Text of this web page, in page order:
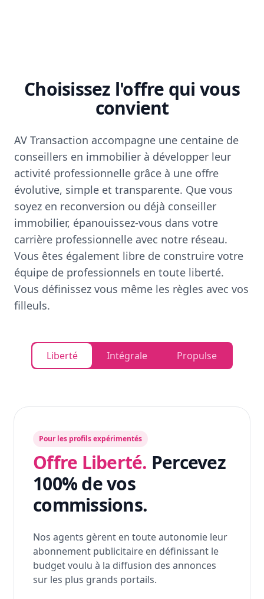
Choisissez l'offre qui vous
convient
AV Transaction accompagne une centaine de
conseillers en immobilier à développer leur
activité professionnelle grâce à une offre
évolutive, simple et transparente. Que vous
soyez en reconversion ou déjà conseiller
immobilier, épanouissez-vous dans votre
carrière professionnelle avec notre réseau.
Vous êtes également libre de construire votre
équipe de professionnels en toute liberté.
Vous définissez vous même les règles avec vos
filleuls.
Liberté Intégrale Propulse
Pour les profils expérimentés
Offre Liberté. Percevez
100% de vos
commissions.
Nos agents gèrent en toute autonomie leur
abonnement publicitaire en définissant le
budget voulu à la diffusion des annonces
sur les plus grands portails.